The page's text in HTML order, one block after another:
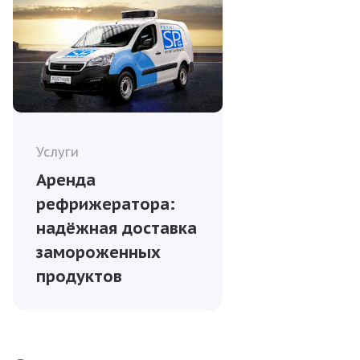
Услуги
Аренда
рефрижератора:
надёжная доставка
замороженных
продуктов